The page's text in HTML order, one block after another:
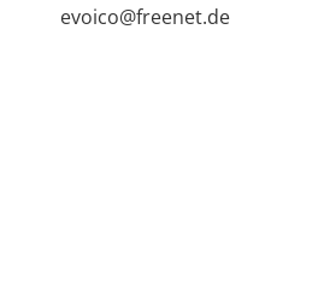
evoico@freenet.de